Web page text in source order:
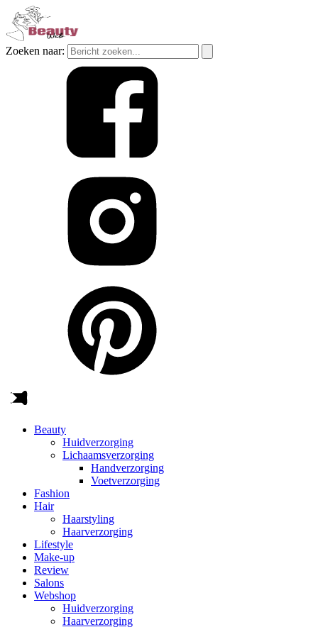
Zoeken naar:
Beauty
Huidverzorging
Lichaamsverzorging
Handverzorging
Voetverzorging
Fashion
Hair
Haarstyling
Haarverzorging
Lifestyle
Make-up
Review
Salons
Webshop
Huidverzorging
Haarverzorging